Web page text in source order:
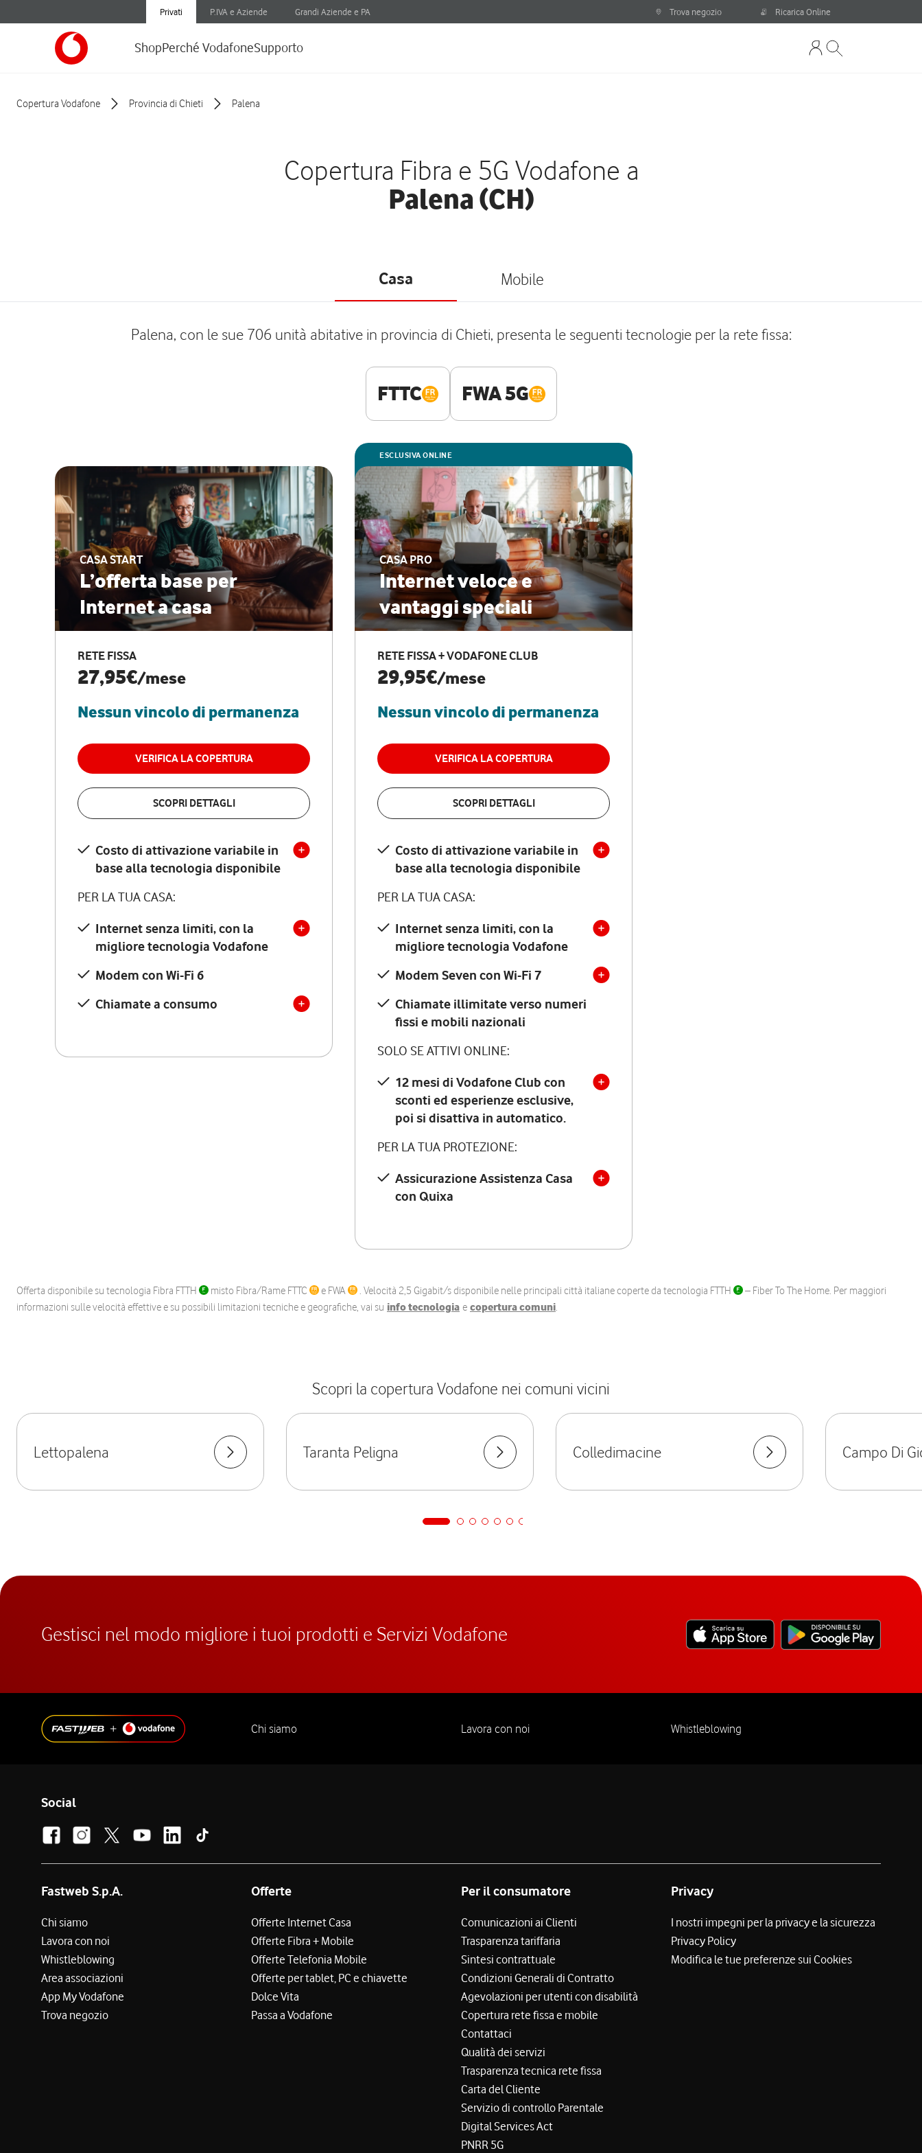
Privati P.IVA e Aziende Grandi Aziende e PA Trova negozio Ricarica Online
ShopPerché VodafoneSupporto
Copertura Vodafone Provincia di Chieti Palena
Copertura Fibra e 5G Vodafone a
Palena (CH)
Casa Mobile
Palena, con le sue 706 unità abitative in provincia di Chieti, presenta le seguenti tecnologie per la rete fissa:
FTTC FWA 5G
CASA START
L’offerta base per
Internet a casa
RETE FISSA
27,95€/mese
Nessun vincolo di permanenza
VERIFICA LA COPERTURA
SCOPRI DETTAGLI
Costo di attivazione variabile in
base alla tecnologia disponibile
PER LA TUA CASA:
Internet senza limiti, con la
migliore tecnologia Vodafone
Modem con Wi-Fi 6
Chiamate a consumo
ESCLUSIVA ONLINE
CASA PRO
Internet veloce e
vantaggi speciali
RETE FISSA + VODAFONE CLUB
29,95€/mese
Nessun vincolo di permanenza
VERIFICA LA COPERTURA
SCOPRI DETTAGLI
Costo di attivazione variabile in
base alla tecnologia disponibile
PER LA TUA CASA:
Internet senza limiti, con la
migliore tecnologia Vodafone
Modem Seven con Wi-Fi 7
Chiamate illimitate verso numeri
fissi e mobili nazionali
SOLO SE ATTIVI ONLINE:
12 mesi di Vodafone Club con
sconti ed esperienze esclusive,
poi si disattiva in automatico.
PER LA TUA PROTEZIONE:
Assicurazione Assistenza Casa
con Quixa
Offerta disponibile su tecnologia Fibra FTTH misto Fibra/Rame FTTC e FWA . Velocità 2,5 Gigabit/s disponibile nelle principali città italiane coperte da tecnologia FTTH
– Fiber To The Home. Per maggiori
informazioni sulle velocità effettive e su possibili limitazioni tecniche e geografiche, vai su info tecnologia e copertura comuni.
Scopri la copertura Vodafone nei comuni vicini
Lettopalena Taranta Peligna Colledimacine Campo Di
Gestisci nel modo migliore i tuoi prodotti e Servizi Vodafone
Chi siamo Lavora con noi Whistleblowing
Social
Fastweb S.p.A.
Chi siamo
Lavora con noi
Whistleblowing
Area associazioni
App My Vodafone
Trova negozio
Offerte
Offerte Internet Casa
Offerte Fibra + Mobile
Offerte Telefonia Mobile
Offerte per tablet, PC e chiavette
Dolce Vita
Passa a Vodafone
Per il consumatore
Comunicazioni ai Clienti
Trasparenza tariffaria
Sintesi contrattuale
Condizioni Generali di Contratto
Agevolazioni per utenti con disabilità
Copertura rete fissa e mobile
Contattaci
Qualità dei servizi
Trasparenza tecnica rete fissa
Carta del Cliente
Servizio di controllo Parentale
Digital Services Act
PNRR 5G
Privacy
I nostri impegni per la privacy e la sicurezza
Privacy Policy
Modifica le tue preferenze sui Cookies